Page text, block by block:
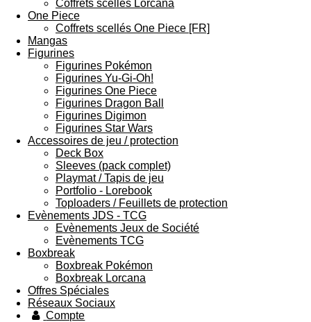
Coffrets scellés Lorcana
One Piece
Coffrets scellés One Piece [FR]
Mangas
Figurines
Figurines Pokémon
Figurines Yu-Gi-Oh!
Figurines One Piece
Figurines Dragon Ball
Figurines Digimon
Figurines Star Wars
Accessoires de jeu / protection
Deck Box
Sleeves (pack complet)
Playmat / Tapis de jeu
Portfolio - Lorebook
Toploaders / Feuillets de protection
Evènements JDS - TCG
Evènements Jeux de Société
Evènements TCG
Boxbreak
Boxbreak Pokémon
Boxbreak Lorcana
Offres Spéciales
Réseaux Sociaux
Compte